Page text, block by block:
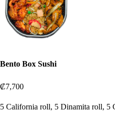
Bento Box Sushi
₡7,700
5 California roll, 5 Dinamita roll, 5